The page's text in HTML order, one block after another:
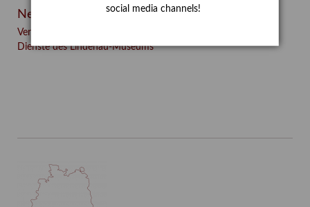
Neueste Beiträge
Verschenkt, verkauft, vergessen? – Kunstdetektivinnen im
Dienste des Lindenau-Museums
social media channels!